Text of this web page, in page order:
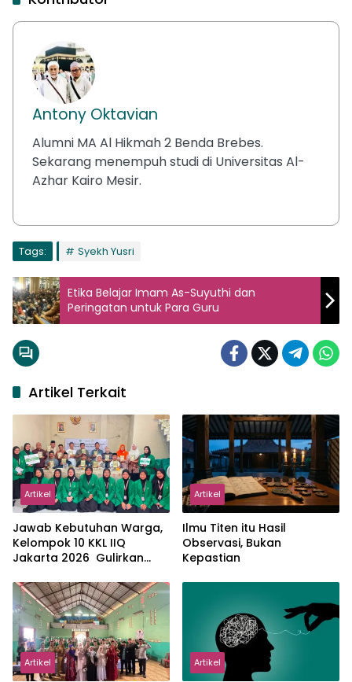
Antony Oktavian
Alumni MA Al Hikmah 2 Benda Brebes.
Sekarang menempuh studi di Universitas Al-
Azhar Kairo Mesir.
Tags: Syekh Yusri
Etika Belajar Imam As-Suyuthi dan
Peringatan untuk Para Guru
Artikel Terkait
Artikel
Jawab Kebutuhan Warga,
Kelompok 10 KKL IIQ
Jakarta 2026 Gulirkan
Sukamanah
Artikel
Ilmu Titen itu Hasil
Observasi, Bukan
Kepastian
Artikel Artikel